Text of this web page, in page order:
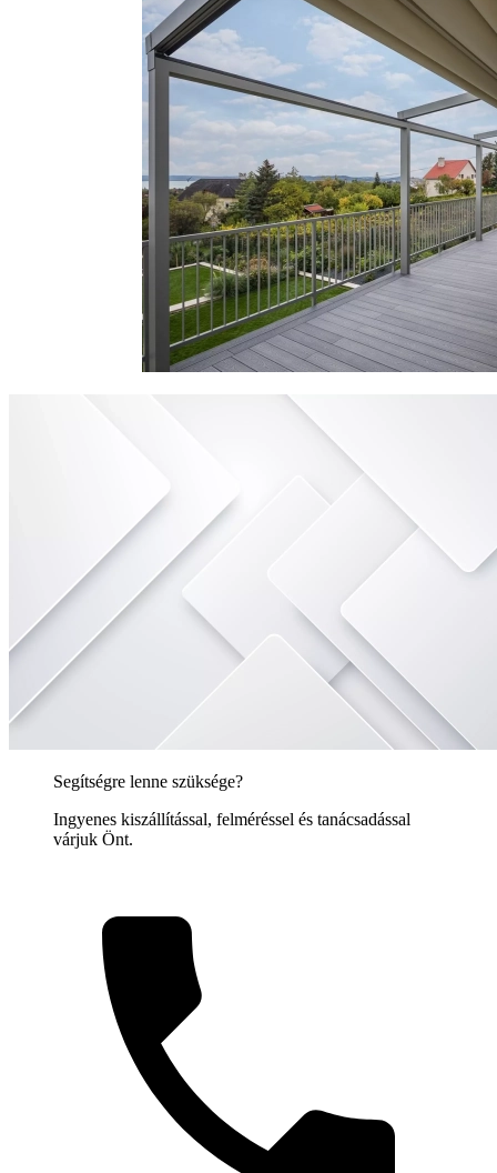
Segítségre lenne szüksége?
Ingyenes kiszállítással, felméréssel és tanácsadással
várjuk Önt.